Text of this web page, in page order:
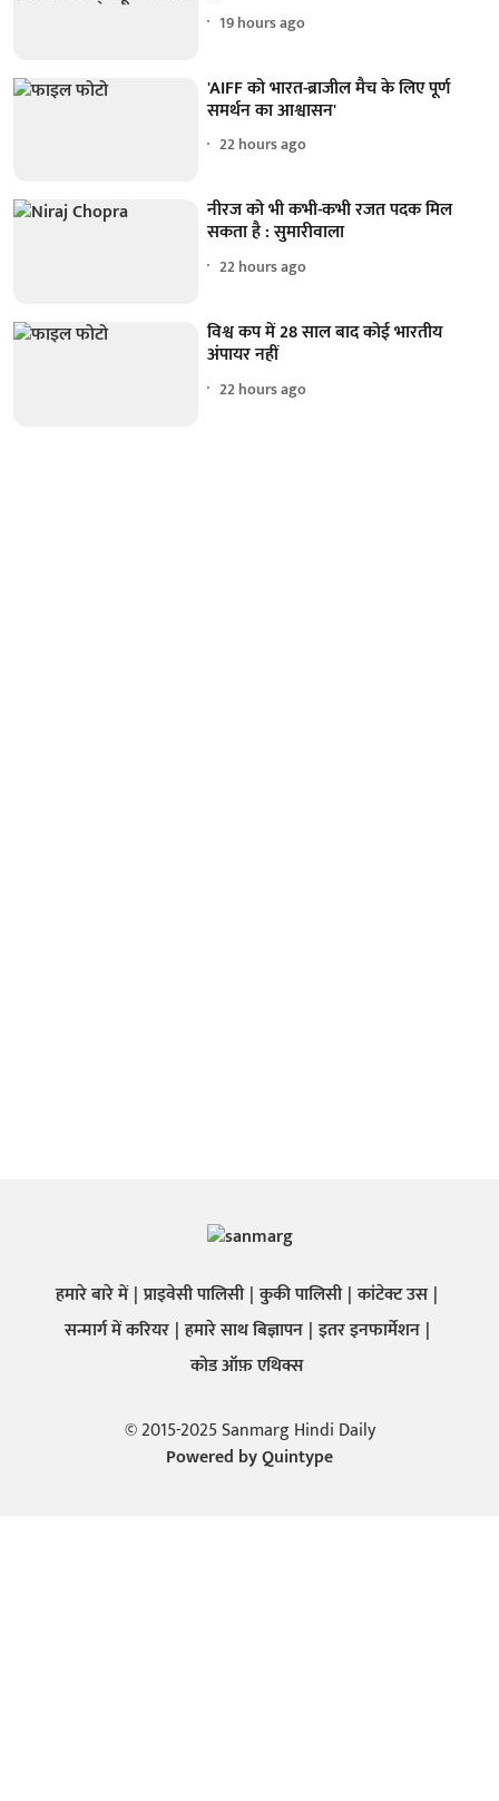
19 hours ago
'AIFF को भारत-ब्राजील मैच के लिए पूर्ण
समर्थन का आश्वासन'
22 hours ago
नीरज को भी कभी-कभी रजत पदक मिल
सकता है : सुमारीवाला
22 hours ago
विश्व कप में 28 साल बाद कोई भारतीय
अंपायर नहीं
22 hours ago
हमारे बारे में प्राइवेसी पालिसी कुकी पालिसी कांटेक्ट उस
सन्मार्ग में करियर हमारे साथ बिज्ञापन इतर इनफार्मेशन
कोड ऑफ़ एथिक्स
© 2015-2025 Sanmarg Hindi Daily
Powered byQuintype